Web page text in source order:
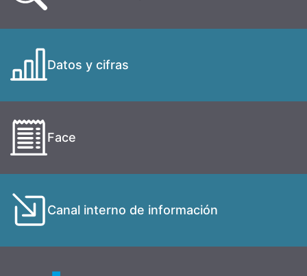
Datos y cifras
Face
Canal interno de información